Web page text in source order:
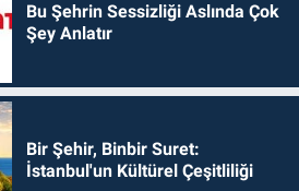
Bu Şehrin Sessizliği Aslında Çok
Şey Anlatır
Bir Şehir, Binbir Suret:
İstanbul'un Kültürel Çeşitliliği